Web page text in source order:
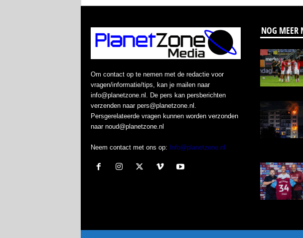
Om contact op te nemen met de redactie voor
vragen/informatie/tips, kan je mailen naar
info@planetzone.nl. De pers kan persberichten
verzenden naar pers@planetzone.nl.
Persgerelateerde vragen kunnen worden verzonden
naar noud@planetzone.nl
Neem contact met ons op: Info@planetzone.nl
NOG MEER